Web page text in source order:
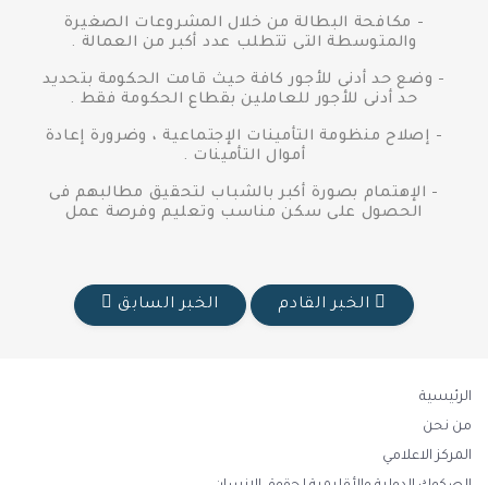
- مكافحة البطالة من خلال المشروعات الصغيرة
والمتوسطة التى تتطلب عدد أكبر من العمالة .
- وضع حد أدنى للأجور كافة حيث قامت الحكومة بتحديد
حد أدنى للأجور للعاملين بقطاع الحكومة فقط .
- إصلاح منظومة التأمينات الإجتماعية ، وضرورة إعادة
أموال التأمينات .
- الإهتمام بصورة أكبر بالشباب لتحقيق مطالبهم فى
الحصول على سكن مناسب وتعليم وفرصة عمل
الخبر القادم الخبر السابق
الرئيسية
من نحن
المركز الاعلامي